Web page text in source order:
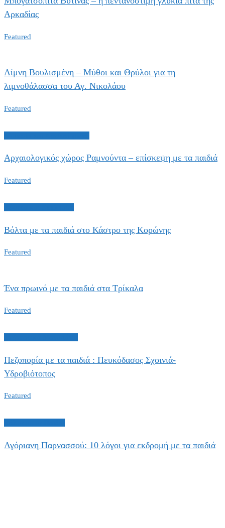
Αρκαδίας
Featured
Λίμνη Βουλισμένη – Μύθοι και Θρύλοι για τη
λιμνοθάλασσα του Αγ. Νικολάου
Featured
Αρχαιολογικός χώρος Ραμνούντα – επίσκεψη με τα παιδιά
Featured
Βόλτα με τα παιδιά στο Κάστρο της Κορώνης
Featured
Ένα πρωινό με τα παιδιά στα Τρίκαλα
Featured
Πεζοπορία με τα παιδιά : Πευκόδασος Σχοινιά-
Υδροβιότοπος
Featured
Αγόριανη Παρνασσού: 10 λόγοι για εκδρομή με τα παιδιά